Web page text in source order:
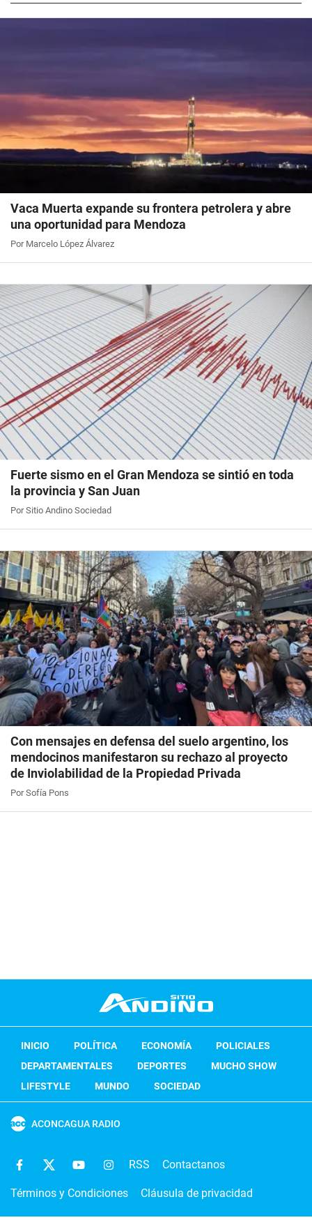
Vaca Muerta expande su frontera petrolera y abre
una oportunidad para Mendoza
Por Marcelo López Álvarez
Fuerte sismo en el Gran Mendoza se sintió en toda
la provincia y San Juan
Por Sitio Andino Sociedad
Con mensajes en defensa del suelo argentino, los
mendocinos manifestaron su rechazo al proyecto
de Inviolabilidad de la Propiedad Privada
Por Sofía Pons
INICIO POLÍTICA ECONOMÍA
POLICIALES
DEPARTAMENTALES
DEPORTES
MUCHO SHOW
LIFESTYLE
MUNDO SOCIEDAD
ACONCAGUA RADIO
RSS Contactanos
Términos y Condiciones Cláusula de privacidad